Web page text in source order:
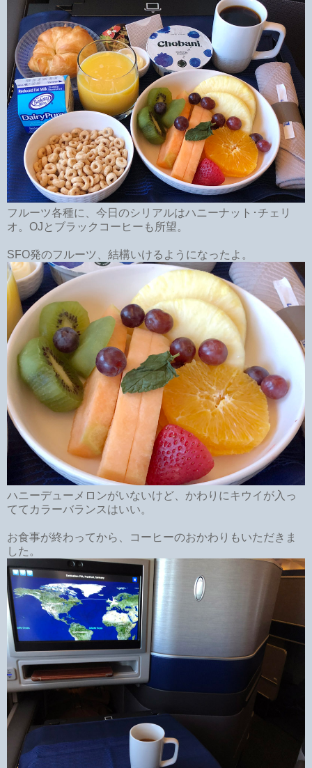
フルーツ各種に、今日のシリアルはハニーナット･チェリ
オ。OJとブラックコーヒーも所望。
SFO発のフルーツ、結構いけるようになったよ。
ハニーデューメロンがいないけど、かわりにキウイが入っ
ててカラーバランスはいい。
お食事が終わってから、コーヒーのおかわりもいただきま
した。